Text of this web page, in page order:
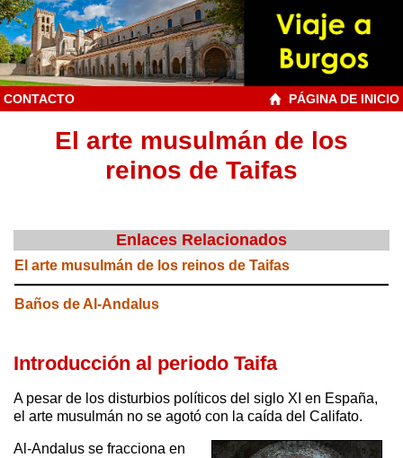
CONTACTO PÁGINA DE INICIO
El arte musulmán de los
reinos de Taifas
Enlaces Relacionados
El arte musulmán de los reinos de Taifas
Baños de Al-Andalus
Introducción al periodo Taifa
A pesar de los disturbios políticos del siglo XI en España,
el arte musulmán no se agotó con la caída del Califato.
Al-Andalus se fracciona en